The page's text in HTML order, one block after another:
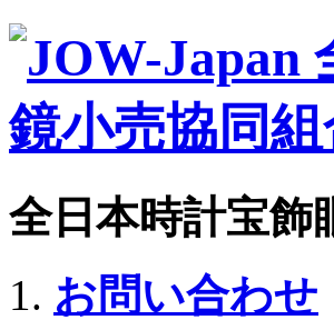
全日本時計宝飾
お問い合わせ